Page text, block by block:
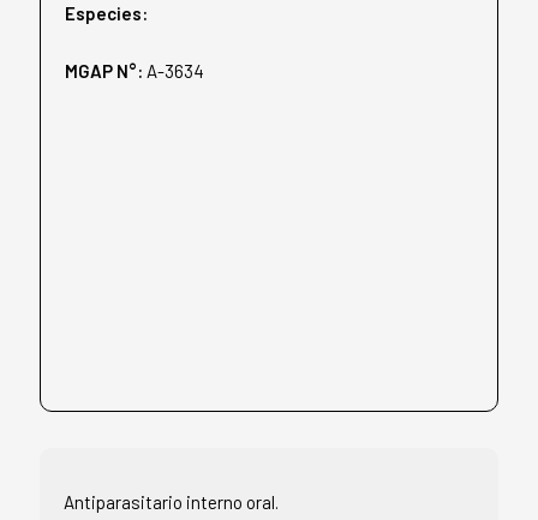
Especies:
MGAP N°: A-3634
Antiparasitario interno oral.